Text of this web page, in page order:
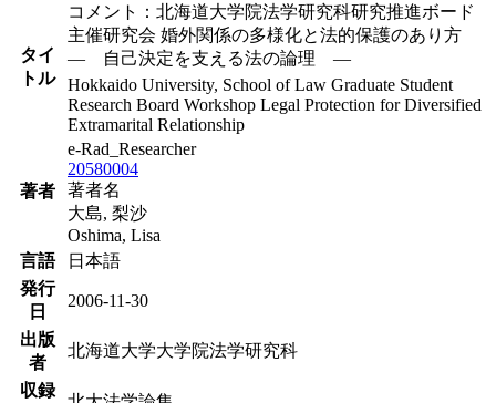
タイ
トル
コメント：北海道大学院法学研究科研究推進ボード
主催研究会 婚外関係の多様化と法的保護のあり方
― 自己決定を支える法の論理 ―
Hokkaido University, School of Law Graduate Student
Research Board Workshop Legal Protection for Diversified
Extramarital Relationship
著者
e-Rad_Researcher
20580004
著者名
大島, 梨沙
Oshima, Lisa
言語
日本語
発行
日
2006-11-30
出版
者
北海道大学大学院法学研究科
収録